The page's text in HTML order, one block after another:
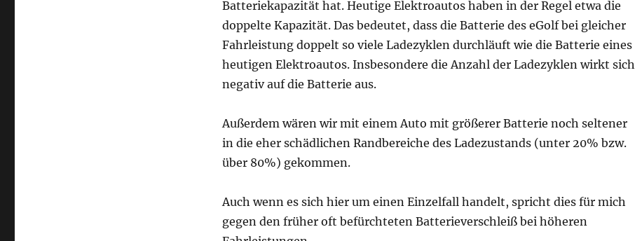
Batteriekapazität hat. Heutige Elektroautos haben in der Regel etwa die
doppelte Kapazität. Das bedeutet, dass die Batterie des eGolf bei gleicher
Fahrleistung doppelt so viele Ladezyklen durchläuft wie die Batterie eines
heutigen Elektroautos. Insbesondere die Anzahl der Ladezyklen wirkt sich
negativ auf die Batterie aus.
Außerdem wären wir mit einem Auto mit größerer Batterie noch seltener
in die eher schädlichen Randbereiche des Ladezustands (unter 20% bzw.
über 80%) gekommen.
Auch wenn es sich hier um einen Einzelfall handelt, spricht dies für mich
gegen den früher oft befürchteten Batterieverschleiß bei höheren